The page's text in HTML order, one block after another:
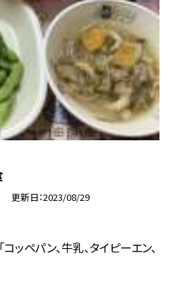
更新日 2023/08/29
ッペパン、牛乳、タイピーエン、